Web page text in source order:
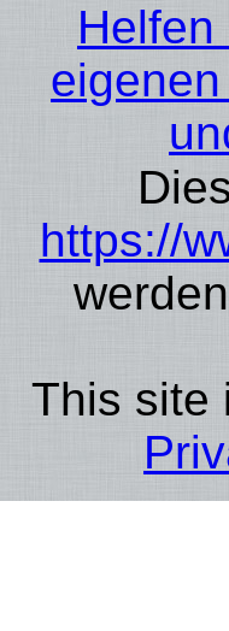
https://
This site